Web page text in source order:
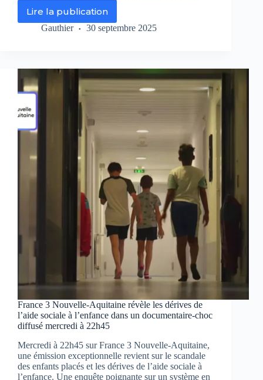
Lire la publication
Cold
Case
régionales
qui
hantent
encore
esprits
Nouvelle-
Aquitaine
Gauthier 30 septembre 2025
France 3 Nouvelle-Aquitaine révèle les dérives de
l’aide sociale à l’enfance dans un documentaire-choc
diffusé mercredi à 22h45
Mercredi à 22h45 sur France 3 Nouvelle-Aquitaine,
une émission exceptionnelle revient sur le scandale
des enfants placés et les dérives de l’aide sociale à
l’enfance. Une enquête poignante sur un système en